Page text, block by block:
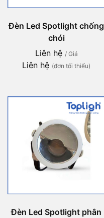
Đèn Led Spotlight chống
chói
Liên hệ / Giá
Liên hệ (đơn tối thiểu)
Đèn Led Spotlight phân